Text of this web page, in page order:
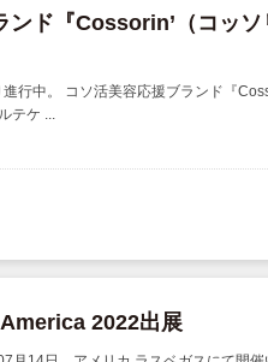
ンド『Cossorin’（コッ
行中。 コソ活美容応援ブランド『
テケ ...
2022出展